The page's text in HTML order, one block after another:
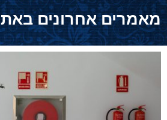
מאמרים אחרונים